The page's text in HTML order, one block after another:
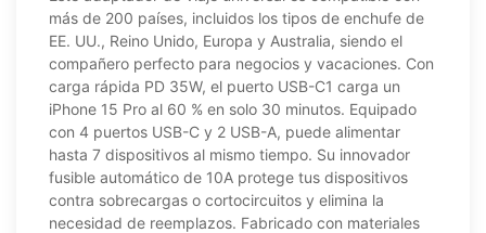
más de 200 países, incluidos los tipos de enchufe de
EE. UU., Reino Unido, Europa y Australia, siendo el
compañero perfecto para negocios y vacaciones. Con
carga rápida PD 35W, el puerto USB-C1 carga un
iPhone 15 Pro al 60 % en solo 30 minutos. Equipado
con 4 puertos USB-C y 2 USB-A, puede alimentar
hasta 7 dispositivos al mismo tiempo. Su innovador
fusible automático de 10A protege tus dispositivos
contra sobrecargas o cortocircuitos y elimina la
necesidad de reemplazos. Fabricado con materiales